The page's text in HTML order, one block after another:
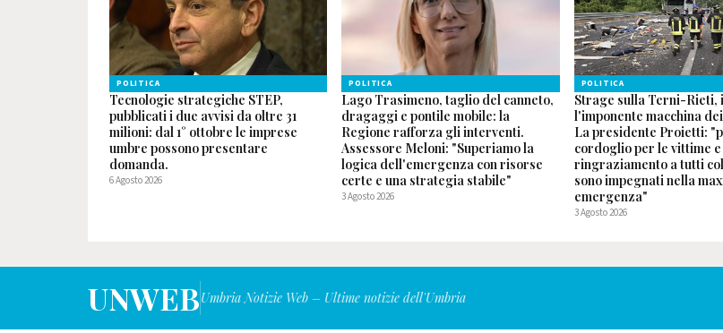
POLITICA
Tecnologie strategiche STEP,
pubblicati i due avvisi da oltre 31
milioni: dal 1° ottobre le imprese
umbre possono presentare
domanda.
6 Agosto 2026
POLITICA
Lago Trasimeno, taglio del canneto,
dragaggi e pontile mobile: la
Regione rafforza gli interventi.
Assessore Meloni: "Superiamo la
logica dell'emergenza con risorse
certe e una strategia stabile"
3 Agosto 2026
POLITICA
Strage sulla Terni-Rieti,
l'imponente macchina
La presidente Proietti:
cordoglio per le vittime e
ringraziamento a tutti
sono impegnati nella
emergenza"
3 Agosto 2026
UNWEBUmbria Notizie Web – Ultime notizie dell'Umbria